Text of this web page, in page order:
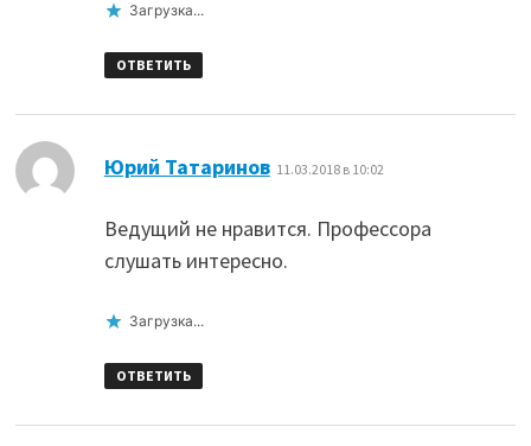
Загрузка...
ОТВЕТИТЬ
Юрий Татаринов: 11.03.2018 в 10:02
Ведущий не нравится. Профессора
слушать интересно.
Загрузка...
ОТВЕТИТЬ